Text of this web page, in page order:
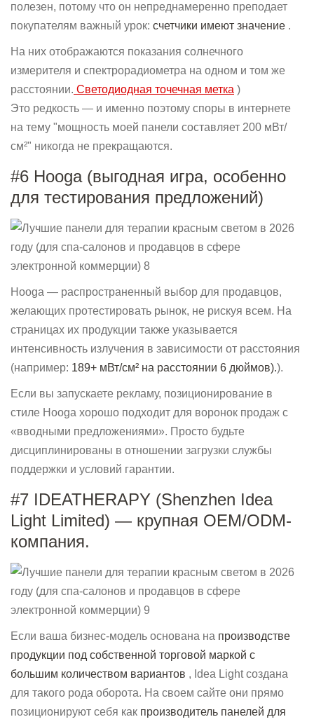
полезен, потому что он непреднамеренно преподает
покупателям важный урок: счетчики имеют значение .
На них отображаются показания солнечного
измерителя и спектрорадиометра на одном и том же
расстоянии. Светодиодная точечная метка )
Это редкость — и именно поэтому споры в интернете
на тему "мощность моей панели составляет 200 мВт/
см²" никогда не прекращаются.
#6 Hooga (выгодная игра, особенно
для тестирования предложений)
Hooga — распространенный выбор для продавцов,
желающих протестировать рынок, не рискуя всем. На
страницах их продукции также указывается
интенсивность излучения в зависимости от расстояния
(например: 189+ мВт/см² на расстоянии 6 дюймов).).
Если вы запускаете рекламу, позиционирование в
стиле Hooga хорошо подходит для воронок продаж с
«вводными предложениями». Просто будьте
дисциплинированы в отношении загрузки службы
поддержки и условий гарантии.
#7 IDEATHERAPY (Shenzhen Idea
Light Limited) — крупная OEM/ODM-
компания.
Если ваша бизнес-модель основана на производстве
продукции под собственной торговой маркой с
большим количеством вариантов , Idea Light создана
для такого рода оборота. На своем сайте они прямо
позиционируют себя как производитель панелей для